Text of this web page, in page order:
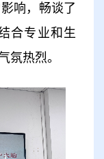
响，畅谈了
合专业和生
氛热烈。